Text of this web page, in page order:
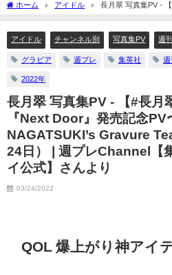
Kikuchi（2023年12月15日） | 週
プレChannel【集英社 週刊プレイ
ボーイ公式】さんより
ホーム アイドル
長月翠 写真集PV -
Door』発売記念PV〜Midori NAGATSUKI’s
アイドル
チャンネル別 写真集PV 週
グラビア 週プレ 集英社 週
2022年
長月翠 写真集PV - 【#長月
『Next Door』発売記念
NAGATSUKI’s Gravure
24日） | 週プレChannel【
イ公式】さんより
03/24/2022
QOL 爆上がり神アイ